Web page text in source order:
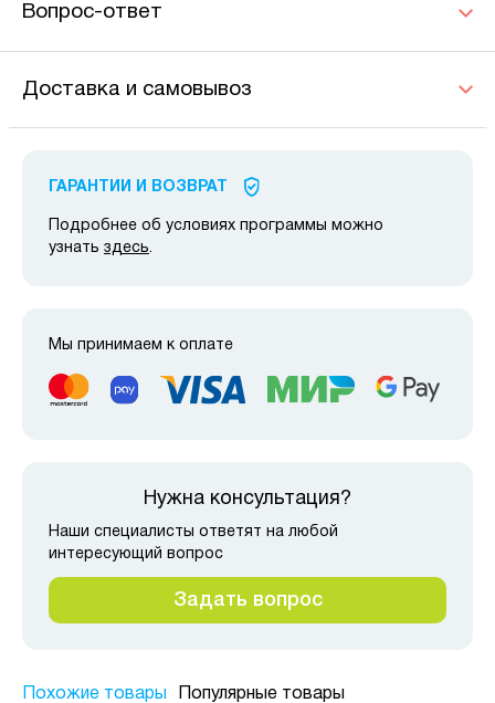
Вопрос-ответ
Доставка и самовывоз
ГАРАНТИИ И ВОЗВРАТ
Подробнее об условиях программы можно
узнать здесь.
Мы принимаем к оплате
Нужна консультация?
Наши специалисты ответят на любой
интересующий вопрос
Задать вопрос
Похожие товары Популярные товары